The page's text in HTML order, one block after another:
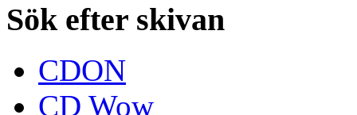
Sök efter skivan
CDON
CD Wow